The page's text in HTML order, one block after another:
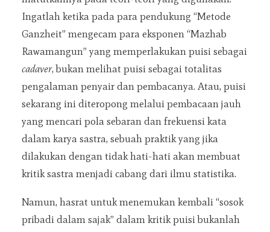
Ingatlah ketika pada para pendukung “Metode
Ganzheit” mengecam para eksponen “Mazhab
Rawamangun” yang memperlakukan puisi sebagai
cadaver, bukan melihat puisi sebagai totalitas
pengalaman penyair dan pembacanya. Atau, puisi
sekarang ini diteropong melalui pembacaan jauh
yang mencari pola sebaran dan frekuensi kata
dalam karya sastra, sebuah praktik yang jika
dilakukan dengan tidak hati-hati akan membuat
kritik sastra menjadi cabang dari ilmu statistika.
Namun, hasrat untuk menemukan kembali “sosok
pribadi dalam sajak” dalam kritik puisi bukanlah